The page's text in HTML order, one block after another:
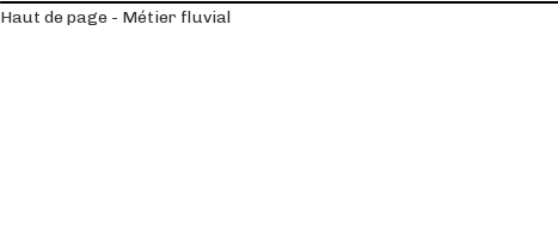
Haut de page - Métier fluvial